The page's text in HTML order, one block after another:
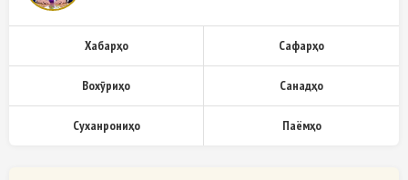
Хабарҳо Сафарҳо
Вохӯриҳо Санадҳо
Суханрониҳо Паёмҳо